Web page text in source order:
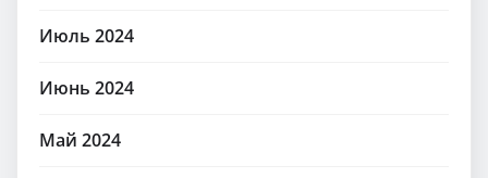
Июль 2024
Июнь 2024
Май 2024